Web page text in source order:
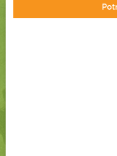
PLAČILO OB
PREJEMU